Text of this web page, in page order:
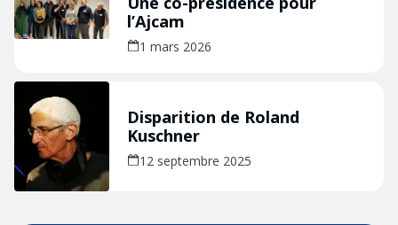
l’Ajcam
1 mars 2026
Disparition de Roland
Kuschner
12 septembre 2025